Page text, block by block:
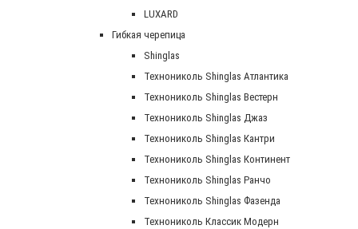
LUXARD
Гибкая черепица
Shinglas
Технониколь Shinglas Атлантика
Технониколь Shinglas Вестерн
Технониколь Shinglas Джаз
Технониколь Shinglas Кантри
Технониколь Shinglas Континент
Технониколь Shinglas Ранчо
Технониколь Shinglas Фазенда
Технониколь Классик Модерн